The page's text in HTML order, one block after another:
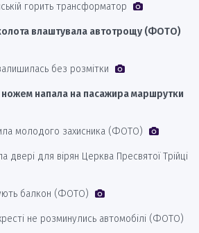
горить трансформатор
влаштувала автотрощу (ФОТО)
без розмітки
ножем напала на пасажира маршрутки
молодого захисника (ФОТО)
двері для вірян Церква Пресвятої Трійці
балкон (ФОТО)
не розминулись автомобілі (ФОТО)